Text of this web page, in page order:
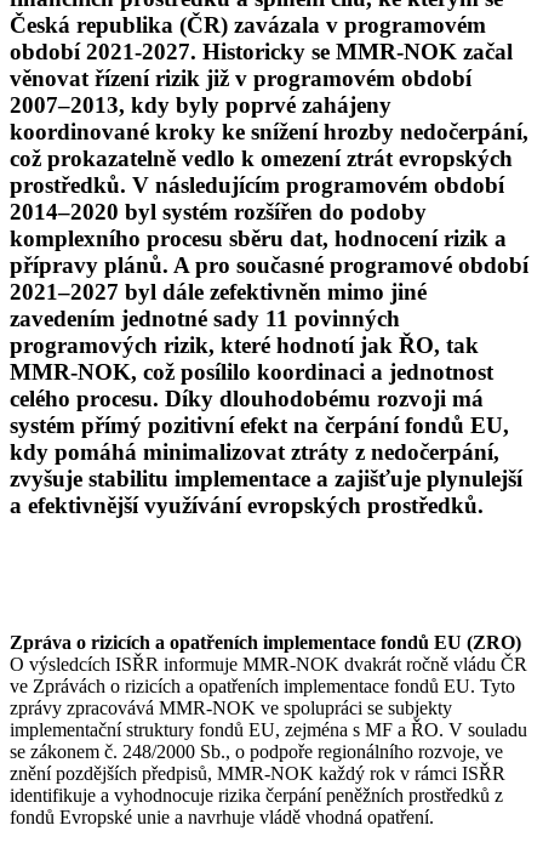
Česká republika (ČR) zavázala v programovém
období 2021-2027. Historicky se MMR-NOK začal
věnovat řízení rizik již v programovém období
2007–2013, kdy byly poprvé zahájeny
koordinované kroky ke snížení hrozby nedočerpání,
což prokazatelně vedlo k omezení ztrát evropských
prostředků. V následujícím programovém období
2014–2020 byl systém rozšířen do podoby
komplexního procesu sběru dat, hodnocení rizik a
přípravy plánů. A pro současné programové období
2021–2027 byl dále zefektivněn mimo jiné
zavedením jednotné sady 11 povinných
programových rizik, které hodnotí jak ŘO, tak
MMR-NOK, což posílilo koordinaci a jednotnost
celého procesu. Díky dlouhodobému rozvoji má
systém přímý pozitivní efekt na čerpání fondů EU,
kdy pomáhá minimalizovat ztráty z nedočerpání,
zvyšuje stabilitu implementace a zajišťuje plynulejší
a efektivnější využívání evropských prostředků.
Zpráva o rizicích a opatřeních implementace fondů EU (ZRO)
O výsledcích ISŘR informuje MMR-NOK dvakrát ročně vládu ČR
ve Zprávách o rizicích a opatřeních implementace fondů EU. Tyto
zprávy zpracovává MMR-NOK ve spolupráci se subjekty
implementační struktury fondů EU, zejména s MF a ŘO. V souladu
se zákonem č. 248/2000 Sb., o podpoře regionálního rozvoje, ve
znění pozdějších předpisů, MMR-NOK každý rok v rámci ISŘR
identifikuje a vyhodnocuje rizika čerpání peněžních prostředků z
fondů Evropské unie a navrhuje vládě vhodná opatření.